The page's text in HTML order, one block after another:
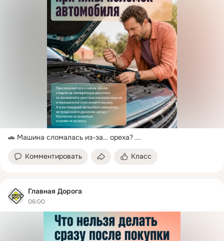
🚗 Машина сломалась из-за… ореха? ...
Комментировать Класс
Главная Дорога
06:00
Если для тебя машина - не просто транспорт, а часть жизни
Главная дорога - это мы с тобой за рулём!